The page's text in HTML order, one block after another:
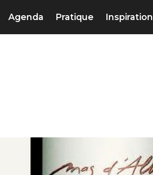
Agenda Pratique Inspiration